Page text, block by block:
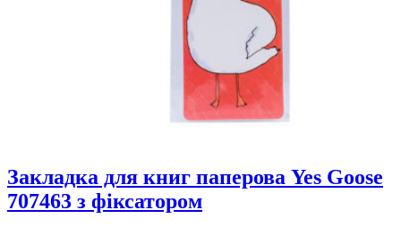
Закладка для книг паперова Yes Goose
707463 з фіксатором